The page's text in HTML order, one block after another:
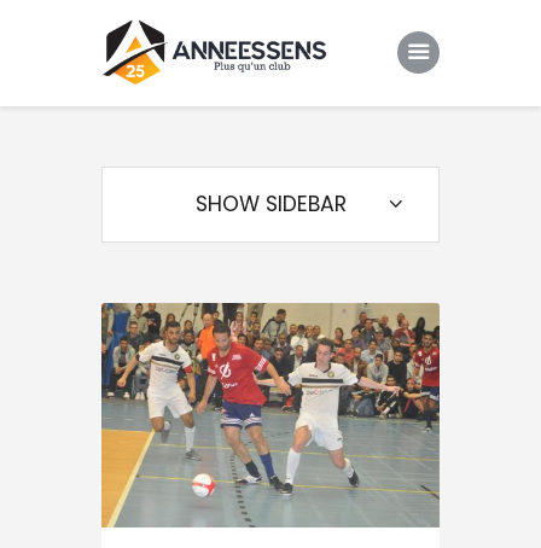
Evenements
Gallery
SHOW SIDEBAR